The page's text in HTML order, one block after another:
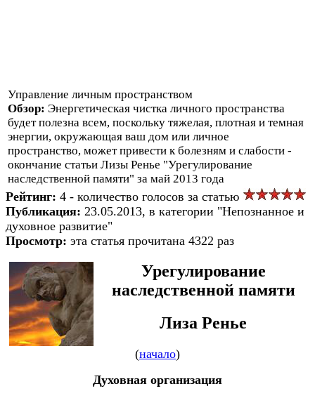
Управление личным пространством
Обзор: Энергетическая чистка личного пространства
будет полезна всем, поскольку тяжелая, плотная и темная
энергии, окружающая ваш дом или личное
пространство, может привести к болезням и слабости -
окончание статьи Лизы Ренье "Урегулирование
наследственной памяти" за май 2013 года
Рейтинг: 4 - количество голосов за статью
Публикация: 23.05.2013, в категории "Непознанное и
духовное развитие"
Просмотр: эта статья прочитана 4322 раз
Урегулирование
наследственной памяти
Лиза Ренье
(начало)
Духовная организация